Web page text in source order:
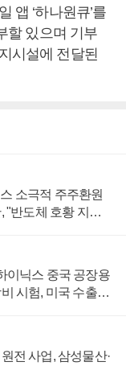
앱 ‘하나원큐’를
할 있으며 기부
시설에 전달된
소극적 주주환원
"반도체 호황 지속
이닉스 중국 공장용
시험, 미국 수출통
전 사업, 삼성물산·